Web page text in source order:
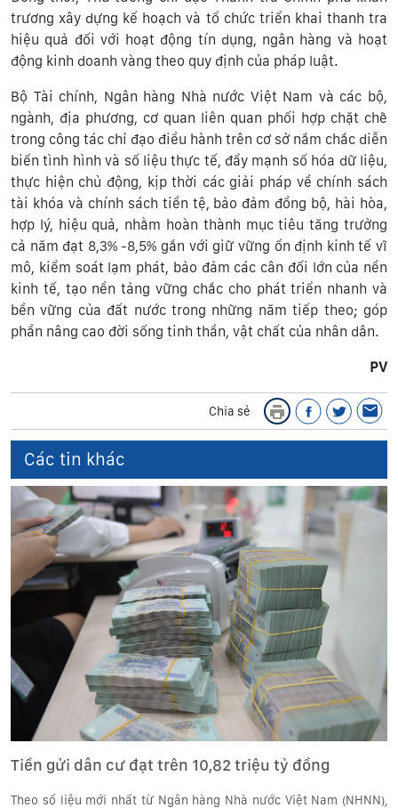
trương xây dựng kế hoạch và tổ chức triển khai thanh tra
hiệu quả đối với hoạt động tín dụng, ngân hàng và hoạt
động kinh doanh vàng theo quy định của pháp luật.
Bộ Tài chính, Ngân hàng Nhà nước Việt Nam và các bộ,
ngành, địa phương, cơ quan liên quan phối hợp chặt chẽ
trong công tác chỉ đạo điều hành trên cơ sở nắm chắc diễn
biến tình hình và số liệu thực tế, đẩy mạnh số hóa dữ liệu,
thực hiện chủ động, kịp thời các giải pháp về chính sách
tài khóa và chính sách tiền tệ, bảo đảm đồng bộ, hài hòa,
hợp lý, hiệu quả, nhằm hoàn thành mục tiêu tăng trưởng
cả năm đạt 8,3% -8,5% gắn với giữ vững ổn định kinh tế vĩ
mô, kiểm soát lạm phát, bảo đảm các cân đối lớn của nền
kinh tế, tạo nền tảng vững chắc cho phát triển nhanh và
bền vững của đất nước trong những năm tiếp theo; góp
phần nâng cao đời sống tinh thần, vật chất của nhân dân.
PV
Chia sẻ
Các tin khác
Tiền gửi dân cư đạt trên 10,82 triệu tỷ đồng
Theo số liệu mới nhất từ Ngân hàng Nhà nước Việt Nam (NHNN),